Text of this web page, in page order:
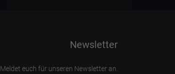
Newsletter
Meldet euch für unseren Newsletter an.